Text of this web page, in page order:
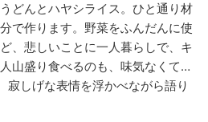
どんとハヤシライス。ひと通り材
で作ります。野菜をふんだんに使
、悲しいことに一人暮らしで、キ
山盛り食べるのも、味気なくて…
寂しげな表情を浮かべながら語り